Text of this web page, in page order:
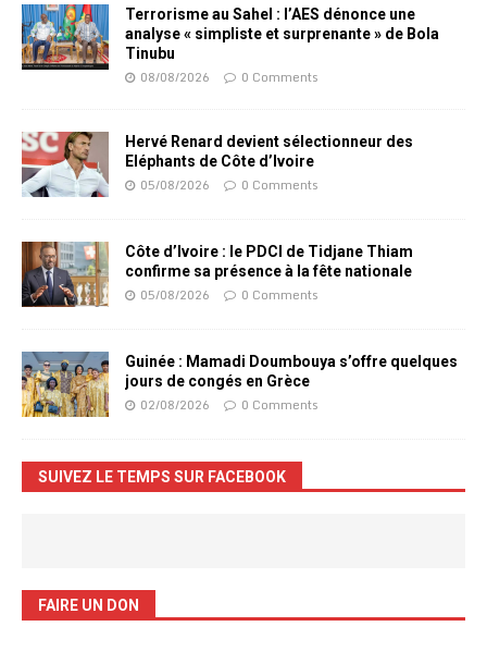
Terrorisme au Sahel : l’AES dénonce une
analyse « simpliste et surprenante » de Bola
Tinubu
08/08/2026 0 Comments
Hervé Renard devient sélectionneur des
Eléphants de Côte d’Ivoire
05/08/2026 0 Comments
Côte d’Ivoire : le PDCI de Tidjane Thiam
confirme sa présence à la fête nationale
05/08/2026 0 Comments
Guinée : Mamadi Doumbouya s’offre quelques
jours de congés en Grèce
02/08/2026 0 Comments
SUIVEZ LE TEMPS SUR FACEBOOK
FAIRE UN DON